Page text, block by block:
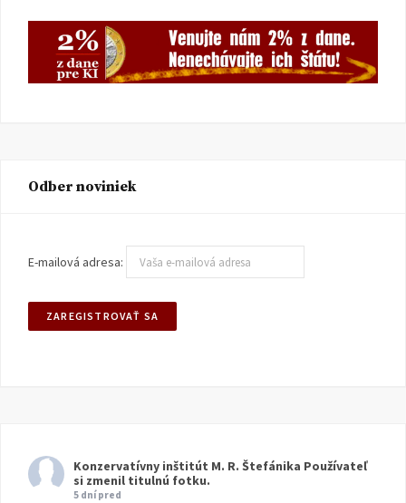
Odber noviniek
E-mailová adresa:
Konzervatívny inštitút M. R. Štefánika Používateľ
si zmenil titulnú fotku.
5 dní pred